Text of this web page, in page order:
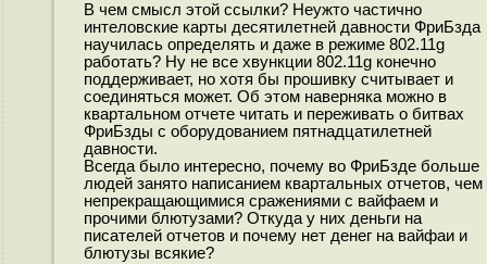
В чем смысл этой ссылки? Неужто частично
интеловские карты десятилетней давности ФриБзда
научилась определять и даже в режиме 802.11g
работать? Ну не все хвункции 802.11g конечно
поддерживает, но хотя бы прошивку считывает и
соединяться может. Об этом наверняка можно в
квартальном отчете читать и переживать о битвах
ФриБзды с оборудованием пятнадцатилетней
давности.
Всегда было интересно, почему во ФриБзде больше
людей занято написанием квартальных отчетов, чем
непрекращающимися сражениями с вайфаем и
прочими блютузами? Откуда у них деньги на
писателей отчетов и почему нет денег на вайфаи и
блютузы всякие?